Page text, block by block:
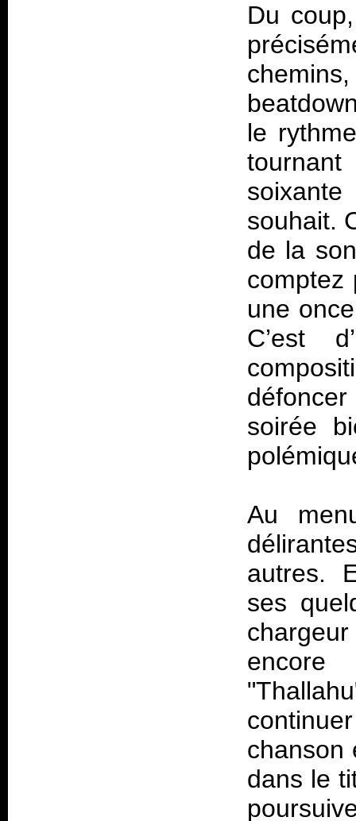
Du
le
souhait.
de la
comptez
une
C’est
soirée
Au
autres.
ses
chanson
dans le